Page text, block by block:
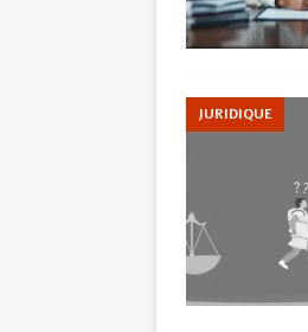
JURIDIQUE